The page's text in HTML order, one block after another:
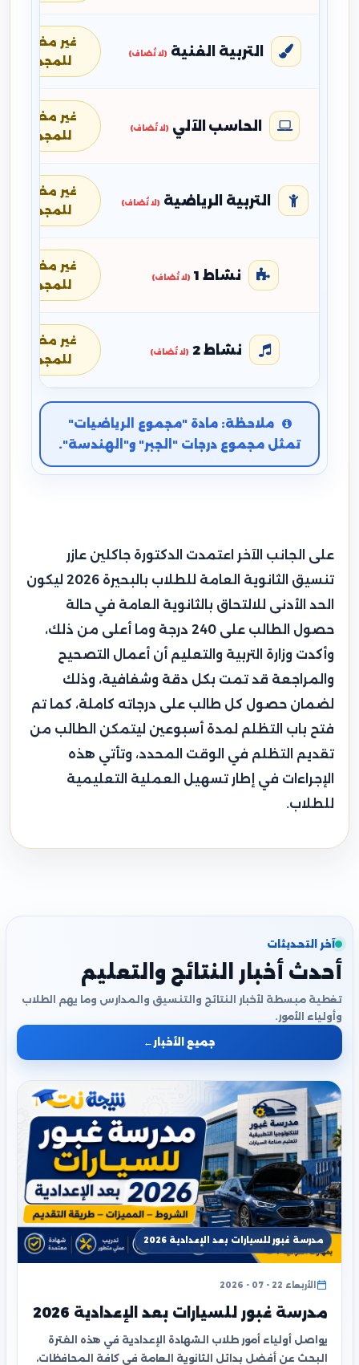
التربية الفنية (لا تُضاف)
غير مضافة
للمجموع
الحاسب الآلي (لا تُضاف)
غير مضافة
للمجموع
التربية الرياضية (لا تُضاف)
غير مضافة
للمجموع
نشاط 1 (لا تُضاف)
غير مضافة
للمجموع
نشاط 2 (لا تُضاف)
غير مضافة
للمجموع
ملاحظة: مادة "مجموع الرياضيات"
تمثل مجموع درجات "الجبر" و"الهندسة".
على الجانب الآخر اعتمدت الدكتورة جاكلين عازر
تنسيق الثانوية العامة للطلاب بالبحيرة 2026 ليكون
الحد الأدنى للالتحاق بالثانوية العامة في حالة
حصول الطالب على 240 درجة وما أعلى من ذلك،
وأكدت وزارة التربية والتعليم أن أعمال التصحيح
والمراجعة قد تمت بكل دقة وشفافية، وذلك
لضمان حصول كل طالب على درجاته كاملة، كما تم
فتح باب التظلم لمدة أسبوعين ليتمكن الطالب من
تقديم التظلم في الوقت المحدد، وتأتي هذه
الإجراءات في إطار تسهيل العملية التعليمية
للطلاب.
آخر التحديثات
أحدث أخبار النتائج والتعليم
تغطية مبسطة لأخبار النتائج والتنسيق والمدارس وما يهم الطلاب
وأولياء الأمور.
جميع الأخبار ←
مدرسة غبور للسيارات بعد الإعدادية 2026
الأربعاء 22 - 07 - 2026
مدرسة غبور للسيارات بعد الإعدادية 2026
يواصل أولياء أمور طلاب الشهادة الإعدادية في هذه الفترة
البحث عن أفضل بدائل الثانوية العامة في كافة المحافظات،